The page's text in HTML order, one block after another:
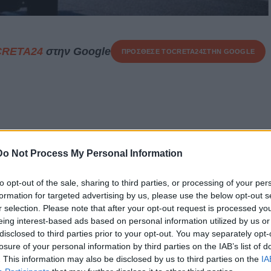
Not Process My Personal Information
opt-out of the sale, sharing to third parties, or processing of your
for targeted advertising by us, please use the below opt-out
selection. Please note that after your opt-out request is processed
interest-based ads based on personal information utilized by us
to third parties prior to your opt-out. You may separately
of your personal information by third parties on the IAB’s list of
This information may also be disclosed by us to third parties on the
στην Google ΠΡΟΣΘΕΣΕ ΤΟCRETA24ΣΤΗΝ GOOGLE
τεσσάρων παιδιών έχασε
ενώ βρισκόταν σε γλέντι
To τραγικό περιστατικό
της Κυριακής σε γνωστό
ενώ σήμερα Τετάρτης
είπαν το τελευταίο αντίο στον